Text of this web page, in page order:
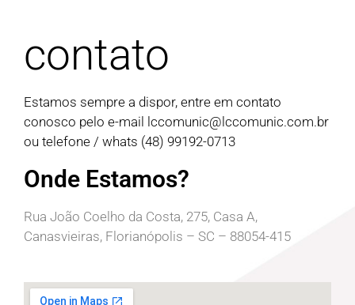
contato
Estamos sempre a dispor, entre em contato
conosco pelo e-mail lccomunic@lccomunic.com.br
ou telefone / whats (48) 99192-0713
Onde Estamos?
Rua João Coelho da Costa, 275, Casa A,
Canasvieiras, Florianópolis – SC – 88054-415